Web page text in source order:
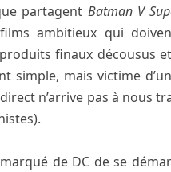
partagent Batman V
ambitieux qui
finaux décousus
simple, mais victime
n’arrive pas à nous
de DC de se